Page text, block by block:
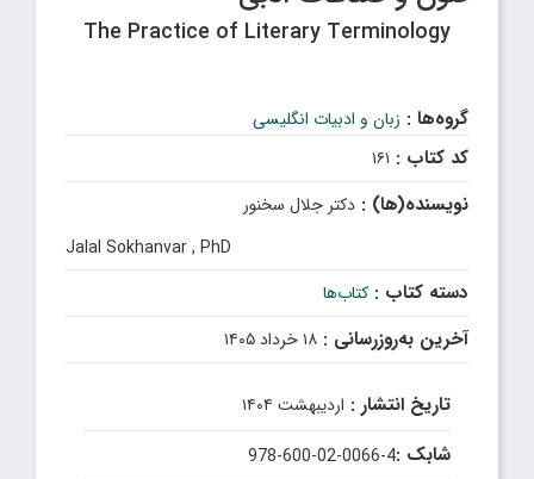
The Practice of Literary Terminology
گروه‌ها : زبان و ادبیات انگلیسی
کد کتاب : ۱۶۱
نویسنده(ها) : دکتر جلال سخنور
Jalal Sokhanvar , PhD
دسته کتاب : کتاب‌ها
آخرین به‌روزرسانی : ۱۸ خرداد ۱۴۰۵
تاریخ انتشار : اردیبهشت ۱۴۰۴
شابک :978-600-02-0066-4